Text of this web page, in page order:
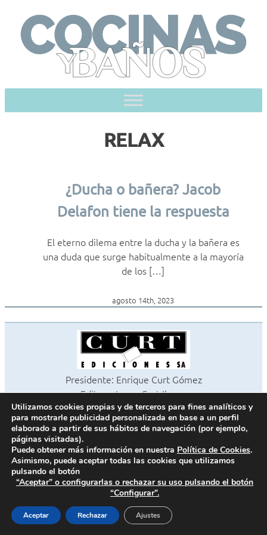
content
RELAX
¿Ducha o bañera? Jacob
Delafon tiene la respuesta
El eterno dilema entre la ducha y la bañera es
una duda que surge habitualmente a la mayoría
de los […]
agosto 14th, 2023
Presidente: Enrique Curt Gómez
Editora: Laura Curt Iborra
©2026 Revista Cocinas y Baños
Todos los derechos reservados
Paseo de Gracia, 63. 1º 2ª. 08008 Barcelona -933 180 101
Fax 933 183 505
Política de cookies
Política de privacidad
Contacto
Utilizamos cookies propias y de terceros para fines analíticos y
para mostrarle publicidad personalizada en base a un perfil
elaborado a partir de sus hábitos de navegación (por ejemplo,
páginas visitadas).
Puede obtener más información en nuestra Política de Cookies.
Asimismo, puede aceptar todas las cookies que utilizamos
pulsando el botón
“Aceptar” o configurarlas o rechazar su uso pulsando el botón
“Configurar”.
Aceptar Rechazar Ajustes